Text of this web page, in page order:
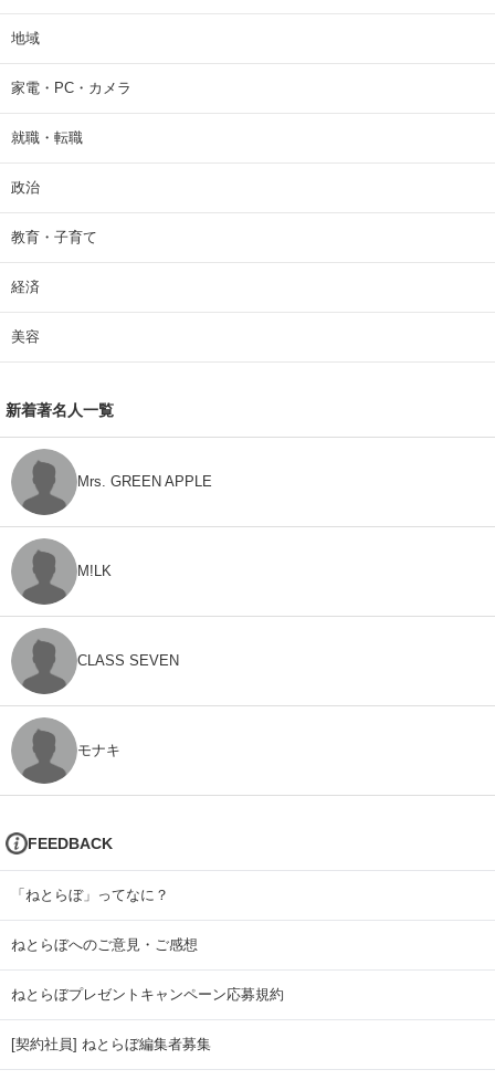
地域
家電・PC・カメラ
就職・転職
政治
教育・子育て
経済
美容
新着著名人一覧
Mrs. GREEN APPLE
M!LK
CLASS SEVEN
モナキ
FEEDBACK
「ねとらぼ」ってなに？
ねとらぼへのご意見・ご感想
ねとらぼプレゼントキャンペーン応募規約
[契約社員] ねとらぼ編集者募集